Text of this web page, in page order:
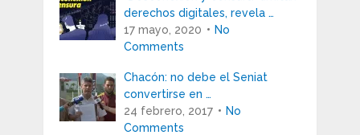
derechos digitales, revela …
17 mayo, 2020
No
Comments
Chacón: no debe el Seniat
convertirse en …
24 febrero, 2017
No
Comments